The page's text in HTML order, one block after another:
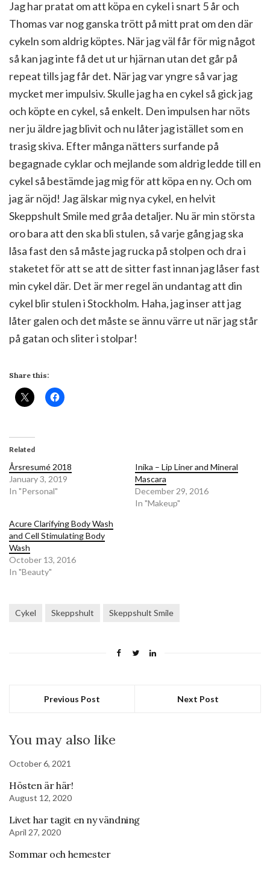
Jag har pratat om att köpa en cykel i snart 5 år och
Thomas var nog ganska trött på mitt prat om den där
cykeln som aldrig köptes. När jag väl får för mig något
så kan jag inte få det ut ur hjärnan utan det går på
repeat tills jag får det. När jag var yngre så var jag
mycket mer impulsiv. Skulle jag ha en cykel så gick jag
och köpte en cykel, så enkelt. Den impulsen har nöts
ner ju äldre jag blivit och nu låter jag istället som en
trasig skiva. Efter många nätters surfande på
begagnade cyklar och mejlande som aldrig ledde till en
cykel så bestämde jag mig för att köpa en ny. Och om
jag är nöjd! Jag älskar mig nya cykel, en helvit
Skeppshult Smile med gråa detaljer. Nu är min största
oro bara att den ska bli stulen, så varje gång jag ska
låsa fast den så måste jag rucka på stolpen och dra i
staketet för att se att de sitter fast innan jag låser fast
min cykel där. Det är mer regel än undantag att din
cykel blir stulen i Stockholm. Haha, jag inser att jag
låter galen och det måste se ännu värre ut när jag står
på gatan och sliter i stolpar!
Share this:
Related
Årsresumé 2018
January 3, 2019
In "Personal"
Inika – Lip Liner and Mineral
Mascara
December 29, 2016
In "Makeup"
Acure Clarifying Body Wash
and Cell Stimulating Body
Wash
October 13, 2016
In "Beauty"
Cykel Skeppshult Skeppshult Smile
Previous Post Next Post
You may also like
October 6, 2021
Hösten är här!
August 12, 2020
Livet har tagit en ny vändning
April 27, 2020
Sommar och hemester